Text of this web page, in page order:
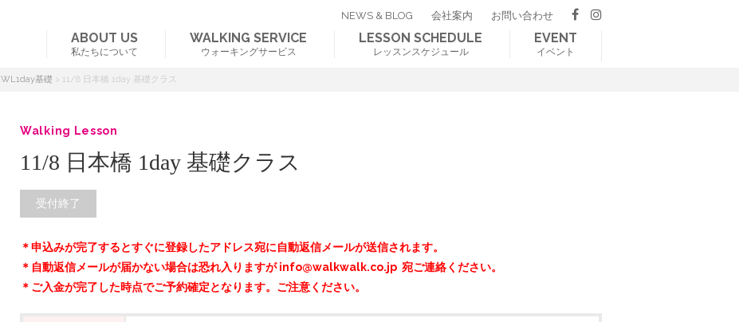
NEWS & BLOG 会社案内 お問い合わせ
ABOUT US
私たちについて
WALKING SERVICE
ウォーキングサービス
LESSON SCHEDULE
レッスンスケジュール
EVENT
イベント
WL1day基礎 > 11/8 日本橋 1day 基礎クラス
Walking Lesson
11/8 日本橋 1day 基礎クラス
受付終了
＊申込みが完了するとすぐに登録したアドレス宛に自動返信メールが送信されます。
＊自動返信メールが届かない場合は恐れ入りますが info@walkwalk.co.jp 宛ご連絡ください。
＊ご入金が完了した時点でご予約確定となります。ご注意ください。